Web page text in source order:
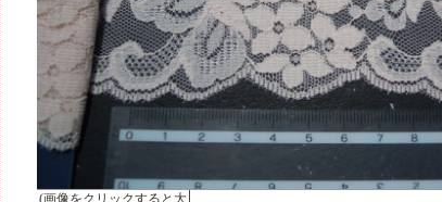
(画像をクリックすると大